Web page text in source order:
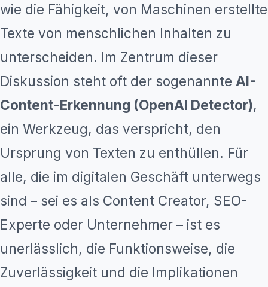
wie die Fähigkeit, von Maschinen erstellte
Texte von menschlichen Inhalten zu
unterscheiden. Im Zentrum dieser
Diskussion steht oft der sogenannte AI-
Content-Erkennung (OpenAI Detector),
ein Werkzeug, das verspricht, den
Ursprung von Texten zu enthüllen. Für
alle, die im digitalen Geschäft unterwegs
sind – sei es als Content Creator, SEO-
Experte oder Unternehmer – ist es
unerlässlich, die Funktionsweise, die
Zuverlässigkeit und die Implikationen